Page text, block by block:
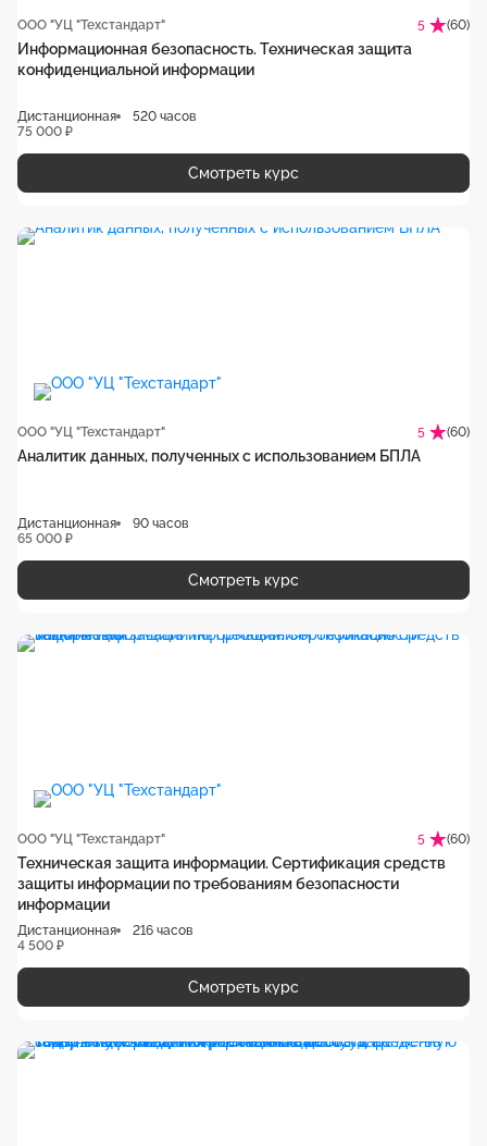
ООО "УЦ "Техстандарт" 5 (60)
Информационная безопасность. Техническая защита
конфиденциальной информации
Дистанционная
520 часов
75 000 ₽
Смотреть курс
ООО "УЦ "Техстандарт" 5 (60)
Аналитик данных, полученных с использованием БПЛА
Дистанционная
90 часов
65 000 ₽
Смотреть курс
ООО "УЦ "Техстандарт" 5 (60)
Техническая защита информации. Сертификация средств
защиты информации по требованиям безопасности
информации
Дистанционная
216 часов
4 500 ₽
Смотреть курс